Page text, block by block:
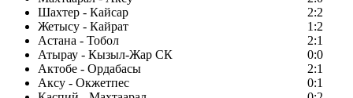
Шахтер - Кайсар
2:2
Жетысу - Кайрат
1:2
Астана - Тобол
2:1
Атырау - Кызыл-Жар СК
0:0
Актобе - Ордабасы
2:1
Аксу - Окжетпес
0:1